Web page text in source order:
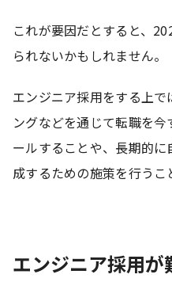
これが要因だとすると、
られないかもしれません。
エンジニア採用をする上
ングなどを通じて転職を
ールすることや、長期的
成するための施策を行うこ
エンジニア採用が